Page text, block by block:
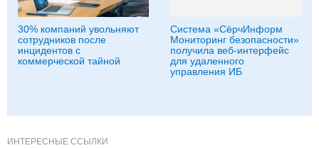
30% компаний увольняют
сотрудников после
инцидентов с
коммерческой тайной
Система «СёрчИнформ
Мониторинг безопасности»
получила веб-интерфейс
для удаленного
управления ИБ
ИНТЕРЕСНЫЕ ССЫЛКИ